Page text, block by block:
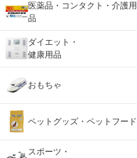
医薬品・コンタクト・介護用
品
ダイエット・
健康用品
おもちゃ
ペットグッズ・ペットフード
スポーツ・